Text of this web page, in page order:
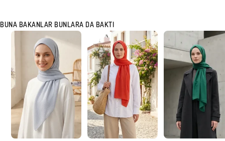
BUNA BAKANLAR BUNLARA DA BAKTI